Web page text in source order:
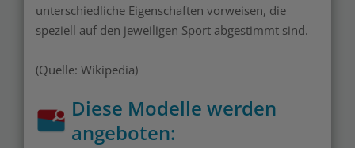
unterschiedliche Eigenschaften vorweisen, die
speziell auf den jeweiligen Sport abgestimmt sind.
(Quelle: Wikipedia)
Diese Modelle werden
angeboten: